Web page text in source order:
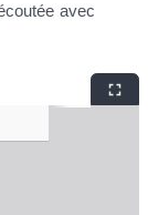
avec